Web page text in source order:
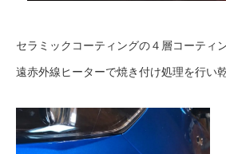
セラミックコーティングの４層コーティ
遠赤外線ヒーターで焼き付け処理を行い